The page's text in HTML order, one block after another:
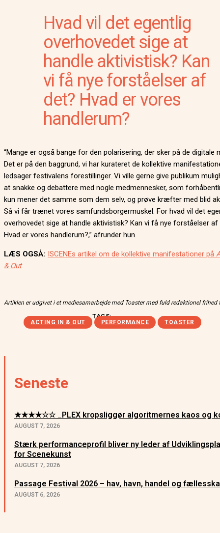
Hvad vil det egentlig
overhovedet sige at
handle aktivistisk? Kan
vi få nye forståelser af
det? Hvad er vores
handlerum?
“Mange er også bange for den polarisering, der sker på de digitale
Det er på den baggrund, vi har kurateret de kollektive
ledsager festivalens forestillinger. Vi ville gerne give publikum
at snakke og debattere med nogle medmennesker, som
kun mener det samme som dem selv, og prøve kræfter med blid
Så vi får trænet vores samfundsborgermuskel. For hvad vil det
overhovedet sige at handle aktivistisk? Kan vi få nye forståelser af
Hvad er vores handlerum?,” afrunder hun.
LÆS OGSÅ: ISCENEs artikel om de kollektive manifestationer på
& Out
Artiklen er udgivet i et mediesamarbejde med Toaster med fuld redaktionel frihed
TAGS:
ACTING IN & OUT
PERFORMANCE TOASTER
Seneste
★★★★☆☆ _PLEX kropsliggør algoritmernes kaos og
AUGUST 7, 2026
Stærk performanceprofil bliver ny leder af
for Scenekunst
AUGUST 7, 2026
Passage Festival 2026 – hav, havn, handel og
AUGUST 6, 2026